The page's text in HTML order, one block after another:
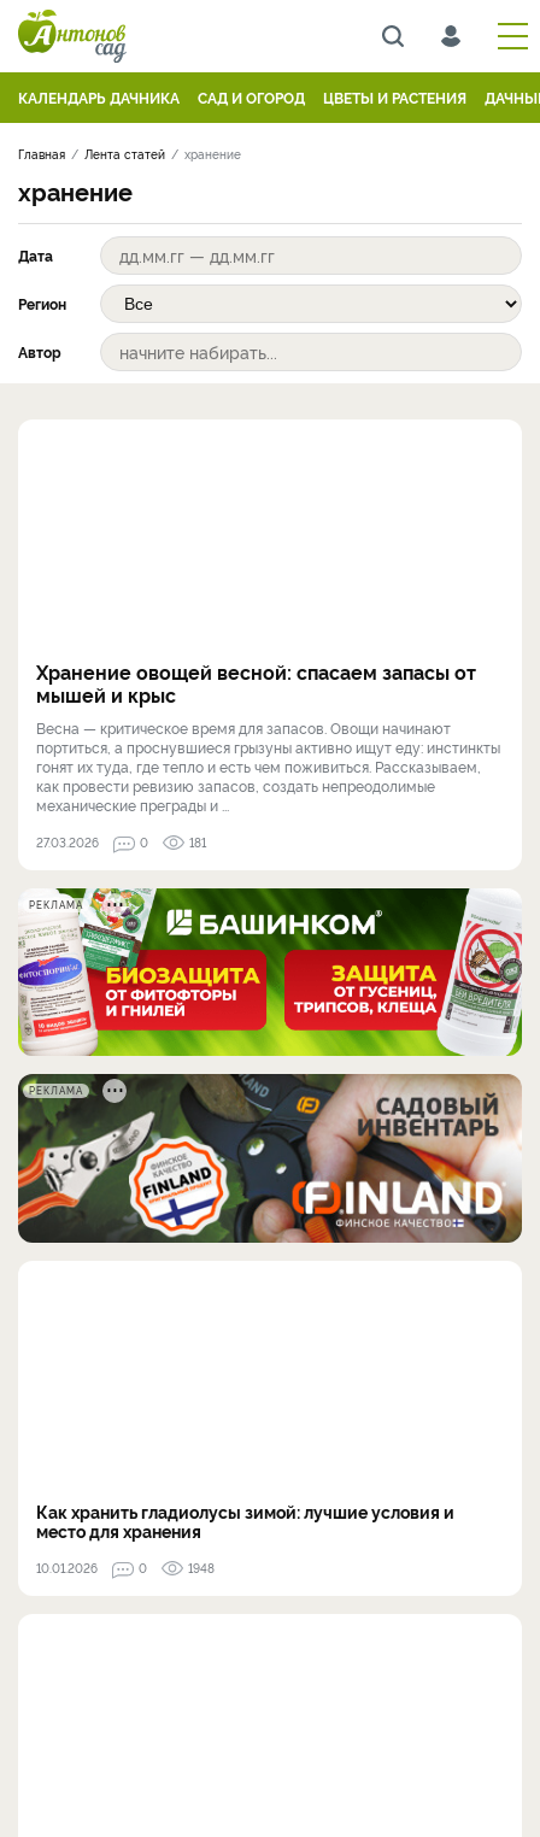
КАЛЕНДАРЬ ДАЧНИКА САД И ОГОРОД ЦВЕТЫ И РАСТЕНИЯ
Главная Лента статей хранение
хранение
Дата
Регион
Автор
Хранение овощей весной: спасаем запасы от
мышей и крыс
Весна — критическое время для запасов. Овощи начинают
портиться, а проснувшиеся грызуны активно ищут еду: инстинкты
гонят их туда, где тепло и есть чем поживиться. Рассказываем,
как провести ревизию запасов, создать непреодолимые
механические преграды и ...
27.03.2026 0 181
РЕКЛАМА
РЕКЛАМА
Как хранить гладиолусы зимой: лучшие условия и
место для хранения
10.01.2026 0 1948